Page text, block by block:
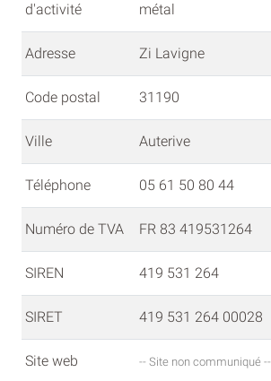
d'activité
métal
Adresse Zi Lavigne
Code postal 31190
Ville Auterive
Téléphone 05 61 50 80 44
Numéro de TVA FR 83 419531264
SIREN 419 531 264
SIRET 419 531 264 00028
Site web -- Site non communiqué --